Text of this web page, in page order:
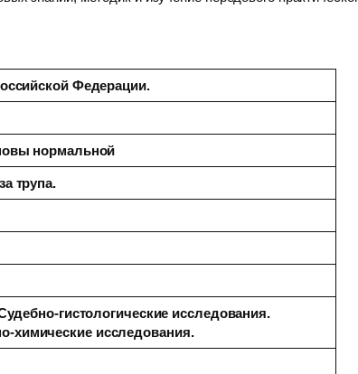
Федерации.
нормальной
трупа.
гистологические исследования.
химические исследования.